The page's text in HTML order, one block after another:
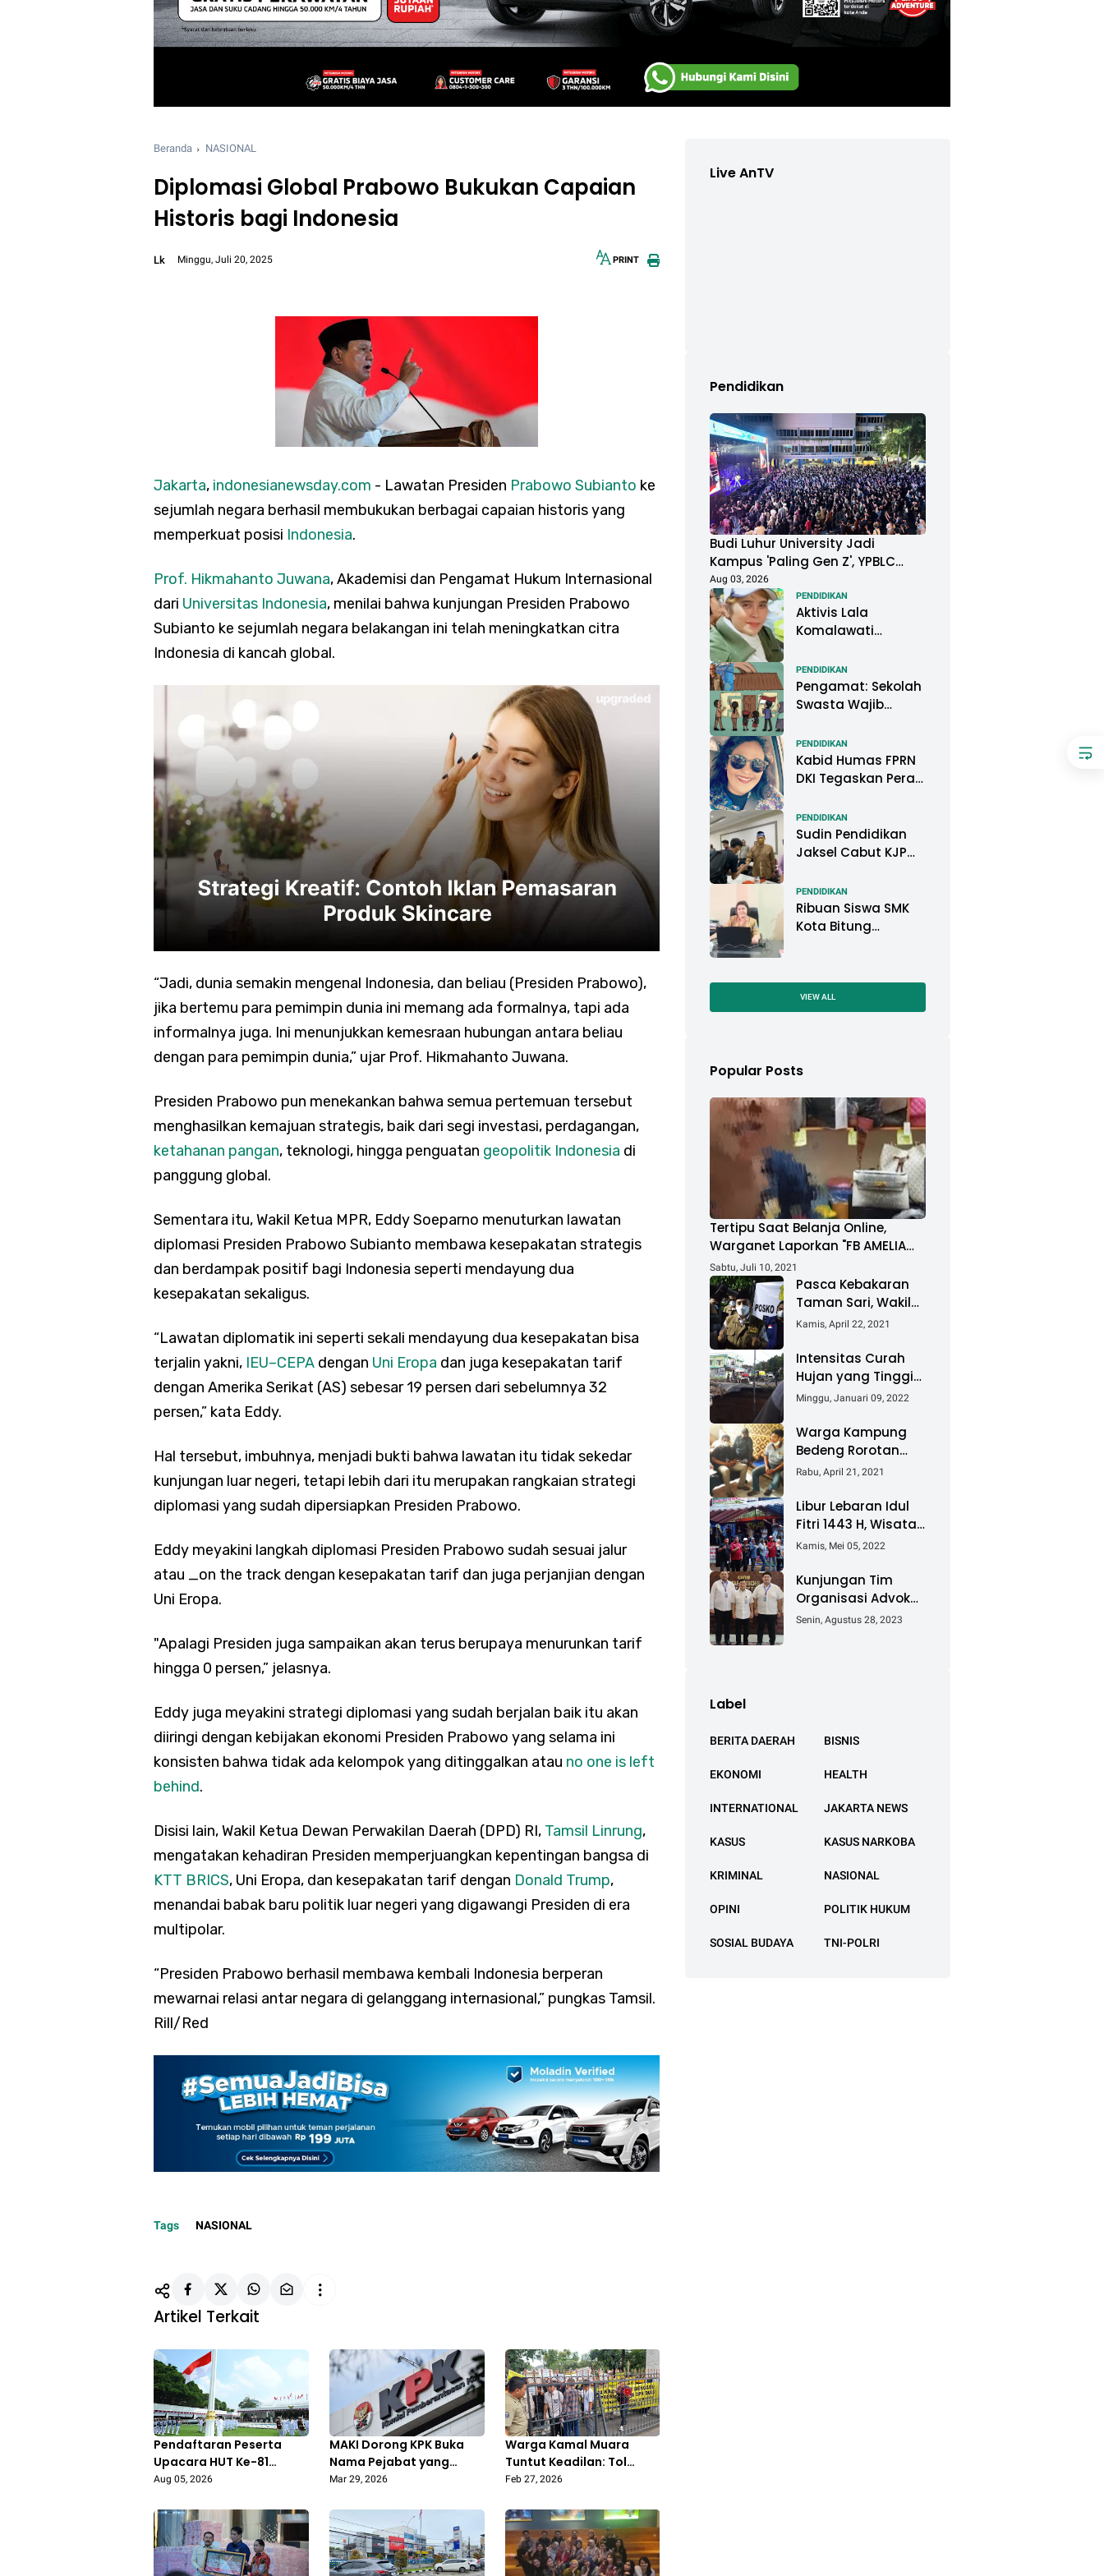
Beranda NASIONAL
Diplomasi Global Prabowo Bukukan Capaian
Historis bagi Indonesia
Lk Minggu, Juli 20, 2025 PRINT
Jakarta, indonesianewsday.com - Lawatan Presiden Prabowo Subianto ke
sejumlah negara berhasil membukukan berbagai capaian historis yang
memperkuat posisi Indonesia.
Prof. Hikmahanto Juwana, Akademisi dan Pengamat Hukum Internasional
dari Universitas Indonesia, menilai bahwa kunjungan Presiden Prabowo
Subianto ke sejumlah negara belakangan ini telah meningkatkan citra
Indonesia di kancah global.
“Jadi, dunia semakin mengenal Indonesia, dan beliau (Presiden Prabowo),
jika bertemu para pemimpin dunia ini memang ada formalnya, tapi ada
informalnya juga. Ini menunjukkan kemesraan hubungan antara beliau
dengan para pemimpin dunia,” ujar Prof. Hikmahanto Juwana.
Presiden Prabowo pun menekankan bahwa semua pertemuan tersebut
menghasilkan kemajuan strategis, baik dari segi investasi, perdagangan,
ketahanan pangan, teknologi, hingga penguatan geopolitik Indonesia di
panggung global.
Sementara itu, Wakil Ketua MPR, Eddy Soeparno menuturkan lawatan
diplomasi Presiden Prabowo Subianto membawa kesepakatan strategis
dan berdampak positif bagi Indonesia seperti mendayung dua
kesepakatan sekaligus.
“Lawatan diplomatik ini seperti sekali mendayung dua kesepakatan bisa
terjalin yakni, IEU–CEPA dengan Uni Eropa dan juga kesepakatan tarif
dengan Amerika Serikat (AS) sebesar 19 persen dari sebelumnya 32
persen,” kata Eddy.
Hal tersebut, imbuhnya, menjadi bukti bahwa lawatan itu tidak sekedar
kunjungan luar negeri, tetapi lebih dari itu merupakan rangkaian strategi
diplomasi yang sudah dipersiapkan Presiden Prabowo.
Eddy meyakini langkah diplomasi Presiden Prabowo sudah sesuai jalur
atau _on the track dengan kesepakatan tarif dan juga perjanjian dengan
Uni Eropa.
"Apalagi Presiden juga sampaikan akan terus berupaya menurunkan tarif
hingga 0 persen,” jelasnya.
Eddy juga meyakini strategi diplomasi yang sudah berjalan baik itu akan
diiringi dengan kebijakan ekonomi Presiden Prabowo yang selama ini
konsisten bahwa tidak ada kelompok yang ditinggalkan atau no one is left
behind.
Disisi lain, Wakil Ketua Dewan Perwakilan Daerah (DPD) RI, Tamsil Linrung,
mengatakan kehadiran Presiden memperjuangkan kepentingan bangsa di
KTT BRICS, Uni Eropa, dan kesepakatan tarif dengan Donald Trump,
menandai babak baru politik luar negeri yang digawangi Presiden di era
multipolar.
“Presiden Prabowo berhasil membawa kembali Indonesia berperan
mewarnai relasi antar negara di gelanggang internasional,” pungkas Tamsil.
Rill/Red
Tags NASIONAL
Artikel Terkait
Pendaftaran Peserta
Upacara HUT Ke-81
Kemerdekaan RI di Istana
Hari Ini 5 Agustus 2026
Aug 05, 2026
MAKI Dorong KPK Buka
Nama Pejabat yang
Belum Lapor LHKPN 2025
Mar 29, 2026
Warga Kamal Muara
Tuntut Keadilan: Tol
Kataraja Sudah
Belum Bayar Ganti Rugi
Feb 27, 2026
Live AnTV
Pendidikan
Budi Luhur University Jadi
Kampus 'Paling Gen Z', YPBLC
Dukung Mahasiswa Gelar
Festival Musik Berkapasitas
Ribuan Penonton
Aug 03, 2026
PENDIDIKAN
Aktivis Lala
Komalawati
Mariana: Jangan
Abaikan Psikologis
Anak di Tengah
PENDIDIKAN
Pengamat: Sekolah
Swasta Wajib
Pemkot Pontianak
PENDIDIKAN
Kabid Humas FPRN
DKI Tegaskan Peran
Pendidikan Tangani
Kasus
Perundungan
PENDIDIKAN
Sudin Pendidikan
Jaksel Cabut KJP
Langgar Konvensi
Hak Anak
PENDIDIKAN
Ribuan Siswa SMK
Kota Bitung
Ajaran 2022-2023
VIEW ALL
Popular Posts
Tertipu Saat Belanja Online,
Warganet Laporkan "FB AMELIA
ACHMAD"
Sabtu, Juli 10, 2021
Pasca Kebakaran
Taman Sari, Wakil
Walikota Kunjungi
Dan Salurkan
Bantuan
Kamis, April 22, 2021
Intensitas Curah
Hujan yang Tinggi
Akibatkan Jalan
Nyaris Putus
Minggu, Januari 09, 2022
Warga Kampung
Bedeng Rorotan
Jakarta Utara,
Pembebasan Lahan
Tol Cibitung -
Cilincing
Rabu, April 21, 2021
Libur Lebaran Idul
Fitri 1443 H, Wisata
Air Tambak Asmara
Ribuan Pengunjung
Kamis, Mei 05, 2022
Kunjungan Tim
Organisasi Advokat
(OA) Peradi Utama
Senin, Agustus 28, 2023
Label
BERITA DAERAH BISNIS
EKONOMI HEALTH
INTERNATIONAL JAKARTA NEWS
KASUS KASUS NARKOBA
KRIMINAL NASIONAL
OPINI POLITIK HUKUM
SOSIAL BUDAYA TNI-POLRI